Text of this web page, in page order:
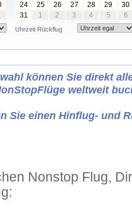
24
25 26 27 28 29
30
31
1 2 3 4 5 6
Uhrzeit Rückflug
können Sie direkt
weltweit
Sie einen Hinflug- und
Nonstop Flug,